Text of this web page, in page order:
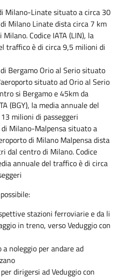
Milano-Linatesituato a circa 30
Milano Linate dista circa 7 km
Codice IATA (LIN), la
traffico è di circa 9,5 milioni di
Bergamo Orio al Seriosituato
situato ad Orio al Serio
si Bergamo e 45km da
(BGY), la media annuale del
milioni di passeggeri
Milano-Malpensasituato a
di Milano Malpensa dista
dal centro di Milano. Codice
annuale del traffico è di circa
stazioni ferroviarie e da li
in treno, verso Veduggio con
noleggio per andare ad
dirigersi ad Veduggio con